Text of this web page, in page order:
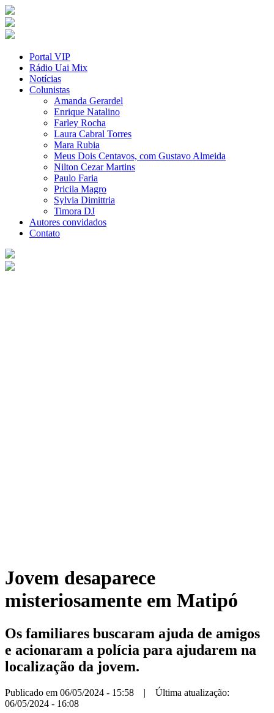
Portal VIP
Rádio Uai Mix
Notícias
Colunistas
Amanda Gerardel
Enrique Natalino
Farley Rocha
Laura Cabral Torres
Mara Rubia
Meus Dois Centavos, com Gustavo Almeida
Nilton Cezar Martins
Paulo Faria
Pricila Magro
Sylvia Dimittria
Timora DJ
Autores convidados
Contato
Jovem desaparece
misteriosamente em Matipó
Os familiares buscaram ajuda de amigos
e acionaram a polícia para ajudarem na
localização da jovem.
Publicado em 06/05/2024 - 15:58 | Última atualização:
06/05/2024 - 16:08